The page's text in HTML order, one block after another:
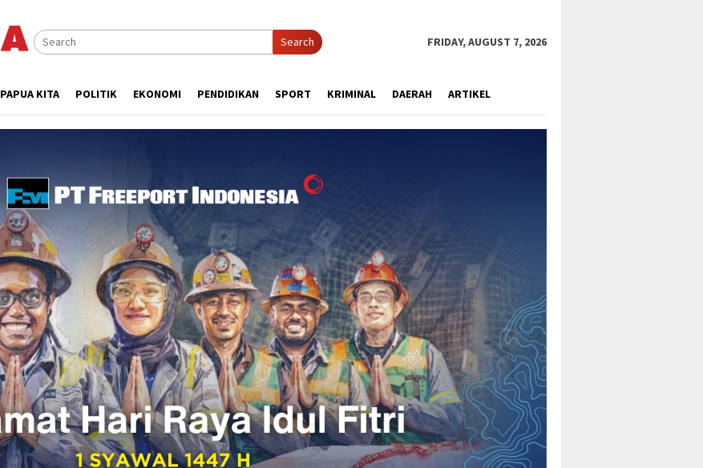
Search FRIDAY, AUGUST 7, 2026
PAPUA KITA POLITIK EKONOMI PENDIDIKAN SPORT KRIMINAL DAERAH ARTIKEL